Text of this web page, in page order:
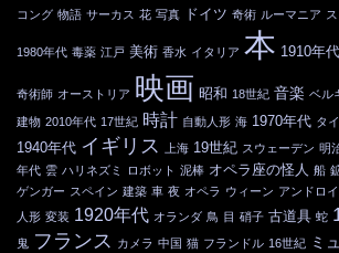
コング 物語 サーカス 花 写真 ドイツ 奇術 ルーマニア
1980年代 毒薬 江戸 美術 香水 イタリア 本 1910年代
奇術師 オーストリア 映画 昭和 18世紀 音楽 ベル
建物 2010年代 17世紀 時計 自動人形 海 1970年代 タイ
1940年代 イギリス 上海 19世紀 スウェーデン 明
年代 雲 ハリネズミ ロボット 泥棒 オペラ座の怪人 船
ゲンガー スペイン 建築 車 夜 オペラ ウィーン アンドロ
人形 変装 1920年代 オランダ 鳥 目 硝子 古道具 蛇
鬼 フランス カメラ 中国 猫 フランドル 16世紀 ミ